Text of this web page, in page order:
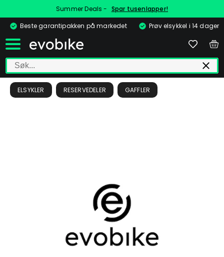
Summer Deals - Spar tusenlapper!
Beste garantipakken på markedet
Prøv elsykkel i 14 dager
ELSYKLER RESERVEDELER GAFFLER